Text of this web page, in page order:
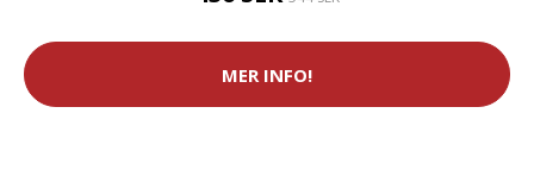
MER INFO!